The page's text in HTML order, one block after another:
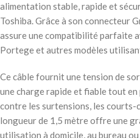
alimentation stable, rapide et
Toshiba. Grâce à son connecteur
assure une compatibilité parfaite
Portege et autres modèles
Ce câble fournit une tension de
une charge rapide et fiable tout
contre les surtensions, les courts-
longueur de 1,5 mètre offre une
utilisation à domicile, au bureau